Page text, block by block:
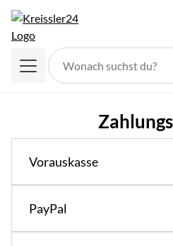
Vorauskasse
PayPal